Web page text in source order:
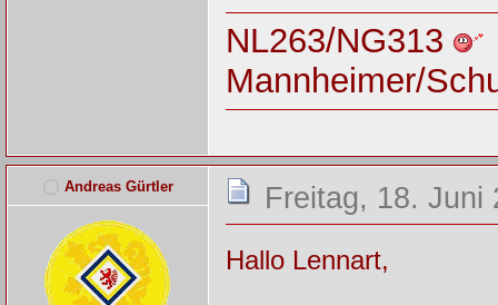
NL263/NG313
Mannheimer/
Andreas Gürtler Freitag, 18. Juni
Hallo Lennart,